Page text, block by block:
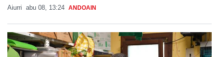
Aiurri abu 08, 13:24 ANDOAIN